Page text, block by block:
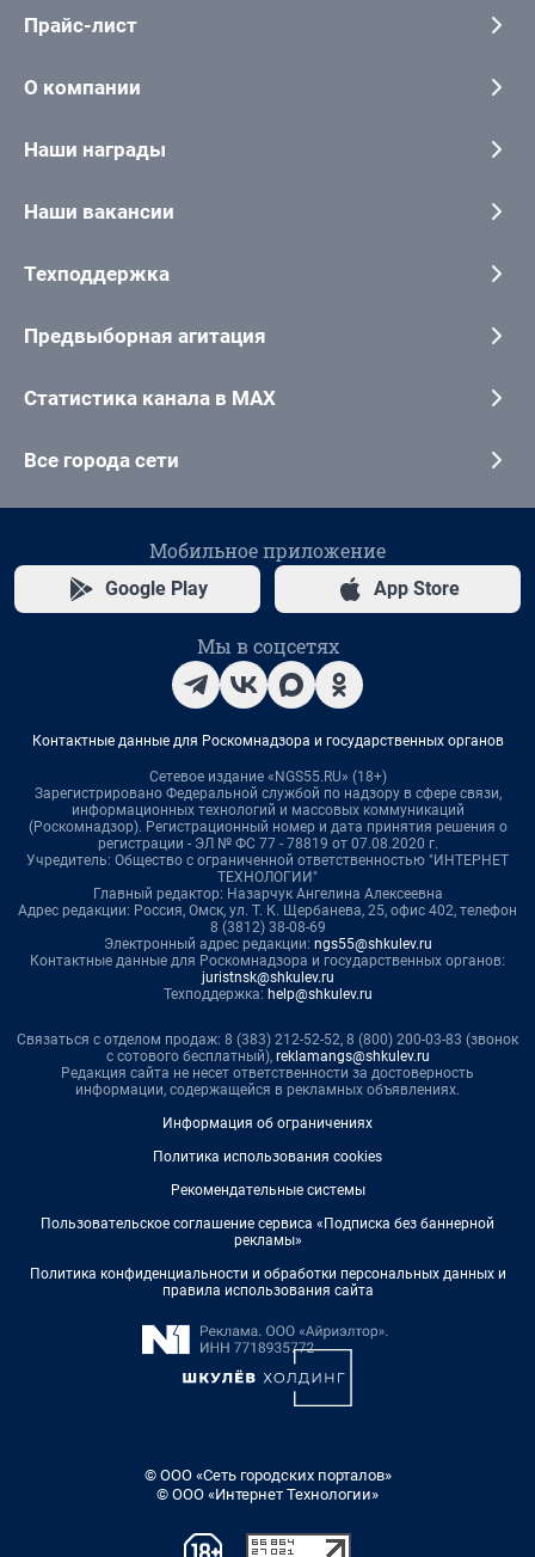
Прайс-лист
О компании
Наши награды
Наши вакансии
Техподдержка
Предвыборная агитация
Статистика канала в MAX
Все города сети
Мобильное приложение
Google Play App Store
Мы в соцсетях
Контактные данные для Роскомнадзора и государственных органов
Сетевое издание «NGS55.RU» (18+)
Зарегистрировано Федеральной службой по надзору в сфере связи,
информационных технологий и массовых коммуникаций
(Роскомнадзор). Регистрационный номер и дата принятия решения о
регистрации - ЭЛ № ФС 77 - 78819 от 07.08.2020 г.
Учредитель: Общество с ограниченной ответственностью "ИНТЕРНЕТ
ТЕХНОЛОГИИ"
Главный редактор: Назарчук Ангелина Алексеевна
Адрес редакции: Россия, Омск, ул. Т. К. Щербанева, 25, офис 402, телефон
8 (3812) 38-08-69
Электронный адрес редакции: ngs55@shkulev.ru
Контактные данные для Роскомнадзора и государственных органов:
juristnsk@shkulev.ru
Техподдержка: help@shkulev.ru
Связаться с отделом продаж: 8 (383) 212-52-52, 8 (800) 200-03-83 (звонок
с сотового бесплатный), reklamangs@shkulev.ru
Редакция сайта не несет ответственности за достоверность
информации, содержащейся в рекламных объявлениях.
Информация об ограничениях
Политика использования cookies
Рекомендательные системы
Пользовательское соглашение сервиса «Подписка без баннерной
рекламы»
Политика конфиденциальности и обработки персональных данных и
правила использования сайта
© ООО «Сеть городских порталов»
© ООО «Интернет Технологии»